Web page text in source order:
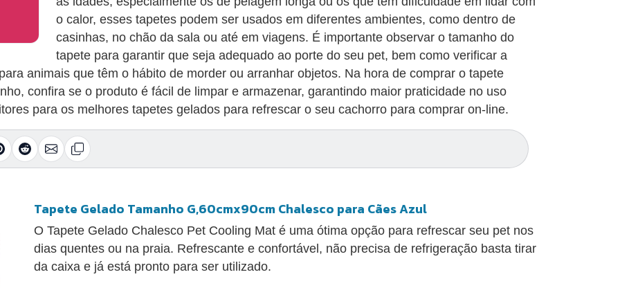
o calor, esses tapetes podem ser usados em diferentes ambientes, como dentro de
casinhas, no chão da sala ou até em viagens. É importante observar o tamanho do
tapete para garantir que seja adequado ao porte do seu pet, bem como verificar a
animais que têm o hábito de morder ou arranhar objetos. Na hora de comprar o tapete
confira se o produto é fácil de limpar e armazenar, garantindo maior praticidade no uso
para os melhores tapetes gelados para refrescar o seu cachorro para comprar on-line.
Tapete Gelado Tamanho G,60cmx90cm Chalesco para Cães Azul
O Tapete Gelado Chalesco Pet Cooling Mat é uma ótima opção para refrescar seu pet nos
dias quentes ou na praia. Refrescante e confortável, não precisa de refrigeração basta tirar
da caixa e já está pronto para ser utilizado.